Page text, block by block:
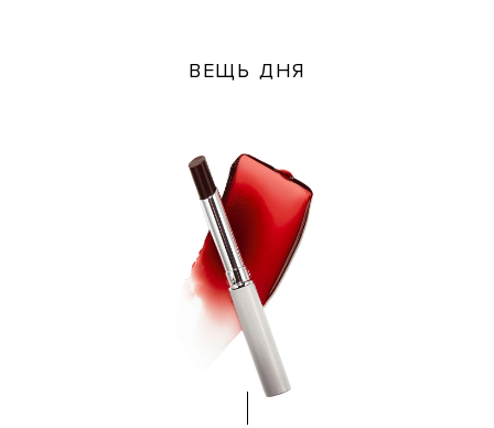
ВЕЩЬ ДНЯ